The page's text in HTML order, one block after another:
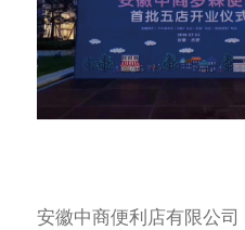
安徽中商便利店有限公司